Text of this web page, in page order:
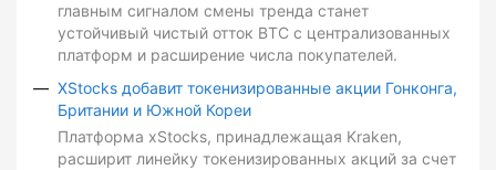
главным сигналом смены тренда станет
устойчивый чистый отток BTC с централизованных
платформ и расширение числа покупателей.
XStocks добавит токенизированные акции Гонконга,
Британии и Южной Кореи
Платформа xStocks, принадлежащая Kraken,
расширит линейку токенизированных акций за счет